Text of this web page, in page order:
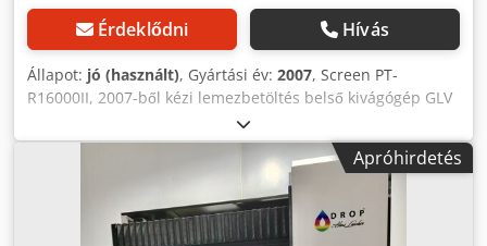
mm) méretű lemezekhez használható. Ipari berendezések
és gépek vásárlása, beszerzése, eszközmenedzsment.
Széles választék használt gépekből, ipari berendezésekből.
Érdeklődni Hívás
Állapot: jó (használt), Gyártási év: 2007, Screen PT-
R16000II, 2007-ből kézi lemezbetöltés belső kivágógép GLV
technológiájú lézerfej Csdpszhm Arsfx Alworf lemezméret:
1470 mm x 1165 mm akár 16 lemez/óra teljes
formátumban 199 000 megvilágított lemez online L-híd a G
& J Quartz III 125 lemezfeldolgozóhoz AGFA ST 125 SX
lemeztároló Screen EP-B101 hálózati interfész Eqious
RIP/Workflow Minden ajánlat előzetes eladásig érvényes.
Apróhirdetés